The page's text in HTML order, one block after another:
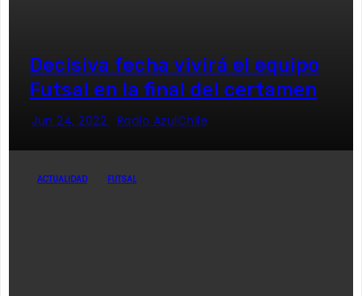
Decisiva fecha vivirá el equipo
Futsal en la final del certamen
Jun 24, 2022 Radio AzulChile
ACTUALIDAD FUTSAL